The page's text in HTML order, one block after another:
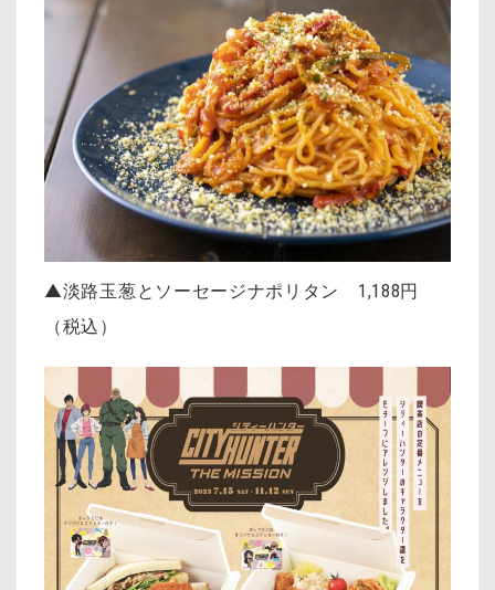
▲淡路玉葱とソーセージナポリタン 1,188円
（税込）